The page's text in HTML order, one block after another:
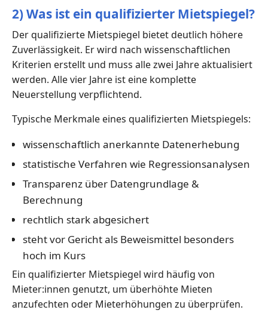
2) Was ist ein qualifizierter Mietspiegel?
Der qualifizierte Mietspiegel bietet deutlich höhere
Zuverlässigkeit. Er wird nach wissenschaftlichen
Kriterien erstellt und muss alle zwei Jahre aktualisiert
werden. Alle vier Jahre ist eine komplette
Neuerstellung verpflichtend.
Typische Merkmale eines qualifizierten Mietspiegels:
wissenschaftlich anerkannte Datenerhebung
statistische Verfahren wie Regressionsanalysen
Transparenz über Datengrundlage &
Berechnung
rechtlich stark abgesichert
steht vor Gericht als Beweismittel besonders
hoch im Kurs
Ein qualifizierter Mietspiegel wird häufig von
Mieter:innen genutzt, um überhöhte Mieten
anzufechten oder Mieterhöhungen zu überprüfen.